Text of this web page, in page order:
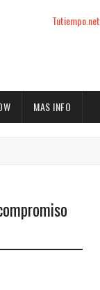
Tutiempo.net
MAS INFO